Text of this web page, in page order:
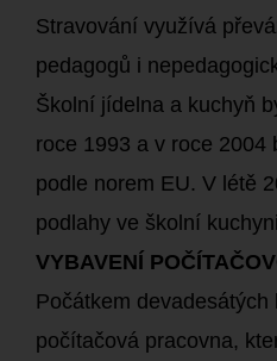
Stravování využívá
pedagogů i
Školní jídelna a kuchyň
roce 1993 a v roce 2004
podle norem EU. V létě
podlahy ve školní
VYBAVENÍ
Počátkem
počítačová pracovna,